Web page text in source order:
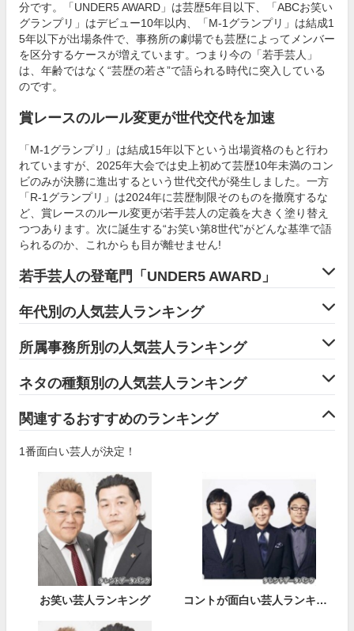
分です。「UNDER5 AWARD」は芸歴5年目以下、「ABCお笑い
グランプリ」はデビュー10年以内、「M-1グランプリ」は結成1
5年以下が出場条件で、事務所の劇場でも芸歴によってメンバー
を区分するケースが増えています。つまり今の「若手芸人」
は、年齢ではなく“芸歴の若さ”で語られる時代に突入している
のです。
賞レースのルール変更が世代交代を加速
「M-1グランプリ」は結成15年以下という出場資格のもと行わ
れていますが、2025年大会では史上初めて芸歴10年未満のコン
ビのみが決勝に進出するという世代交代が発生しました。一方
「R-1グランプリ」は2024年に芸歴制限そのものを撤廃するな
ど、賞レースのルール変更が若手芸人の定義を大きく塗り替え
つつあります。次に誕生する“お笑い第8世代”がどんな基準で語
られるのか、これからも目が離せません!
若手芸人の登竜門「UNDER5 AWARD」
年代別の人気芸人ランキング
所属事務所別の人気芸人ランキング
ネタの種類別の人気芸人ランキング
関連するおすすめのランキング
1番面白い芸人が決定！
お笑い芸人ランキング コントが面白い芸人ランキング